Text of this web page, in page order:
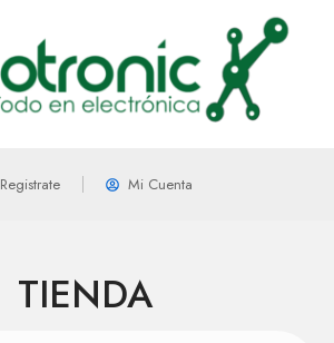
Registrate Mi Cuenta
TIENDA